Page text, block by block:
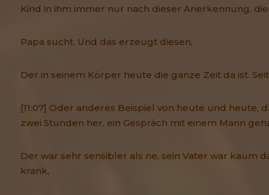
Kind in ihm immer nur nach dieser Anerkennung,
Papa sucht. Und das erzeugt diesen,
Der in seinem Körper heute die ganze Zeit da ist.
[11:07] Oder anderes Beispiel von heute und heute,
zwei Stunden her, ein Gespräch mit einem Mann
Der war sehr sensibler als ne, sein Vater war kaum
krank,